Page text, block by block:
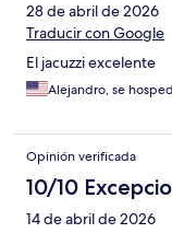
28 de abril de 2026
Traducir con Google
El jacuzzi excelente
Alejandro, se
Opinión verificada
10/10
14 de abril de 2026